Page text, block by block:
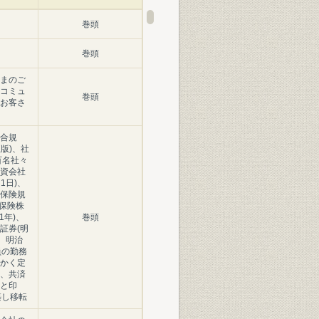
巻頭
巻頭
のご
ミュ
客さ
巻頭
規
)、社
社々
会社
)、
険規
険株
)、
券(明
明治
勤務
く定
共済
印
移転
巻頭